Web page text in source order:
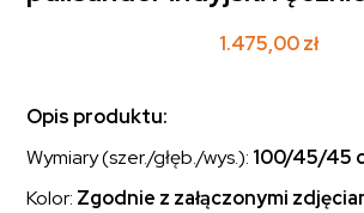
1.475,00zł
Opis produktu:
Wymiary (szer./głęb./wys.): 100/45/45
Kolor: Zgodnie z załączonymi